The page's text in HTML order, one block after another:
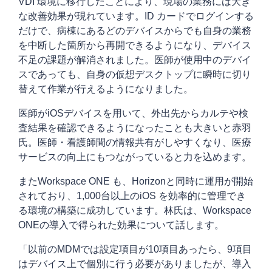
な改善効果が現れています。ID カードでログインする
だけで、病棟にあるどのデバイスからでも自身の業務
を中断した箇所から再開できるようになり、デバイス
不足の課題が解消されました。医師が使用中のデバイ
スであっても、自身の仮想デスクトップに瞬時に切り
替えて作業が行えるようになりました。
医師がiOSデバイスを用いて、外出先からカルテや検
査結果を確認できるようになったことも大きいと赤羽
氏。医師・看護師間の情報共有がしやすくなり、医療
サービスの向上にもつながっていると力を込めます。
またWorkspace ONE も、Horizonと同時に運用が開始
されており、1,000台以上のiOS を効率的に管理でき
る環境の構築に成功しています。林氏は、Workspace
ONEの導入で得られた効果について話します。
「以前のMDMでは設定項目が10項目あったら、9項目
はデバイス上で個別に行う必要がありましたが、導入